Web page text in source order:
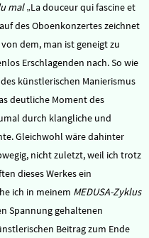
mal„La douceur qui fascine et
des Oboenkonzertes zeichnet
dem, man ist geneigt zu
Erschlagenden nach. So wie
künstlerischen Manierismus
deutliche Moment des
durch klangliche und
Gleichwohl wäre dahinter
nicht zuletzt, weil ich trotz
dieses Werkes ein
ich in meinem MEDUSA-Zyklus
Spannung gehaltenen
Beitrag zum Ende